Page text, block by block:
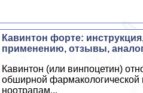
Кавинтон форте:
применению, отзывы,
Кавинтон (или винпоцетин)
обширной фармакологической
ноотрапам...